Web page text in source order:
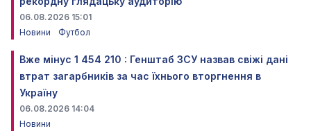
06.08.2026 15:01
Новини
Футбол
Вже мінус 1 454 210 : Генштаб ЗСУ назвав свіжі дані
втрат загарбників за час їхнього вторгнення в
Україну
06.08.2026 14:04
Новини